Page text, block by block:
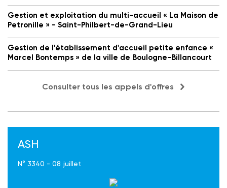
Gestion et exploitation du multi-accueil « La Maison de
Petronille » - Saint-Philbert-de-Grand-Lieu
Gestion de l'établissement d'accueil petite enfance «
Marcel Bontemps » de la ville de Boulogne-Billancourt
Consulter tous les appels d'offres
ASH
N° 3340 - 08 juillet